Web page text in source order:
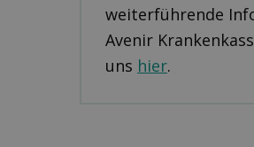
weiterführende
Avenir
uns hier.